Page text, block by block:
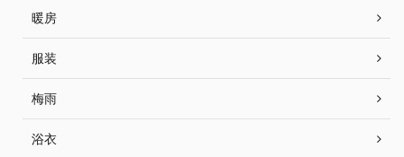
暖房
服装
梅雨
浴衣